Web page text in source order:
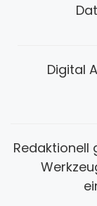
Digital
Redaktionell